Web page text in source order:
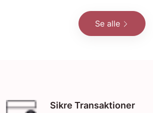
Se alle
Sikre Transaktioner